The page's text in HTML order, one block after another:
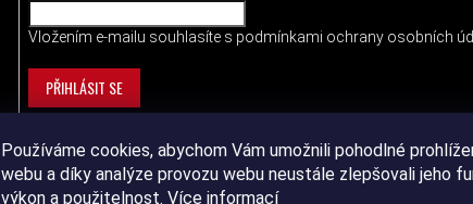
Používáme cookies, abychom Vám umožnili pohodlné
webu a díky analýze provozu webu neustále zlepšovali jeho
výkon a použitelnost. Více informací
Vložením e-mailu souhlasíte s podmínkami ochrany osobních
PŘIHLÁSIT SE